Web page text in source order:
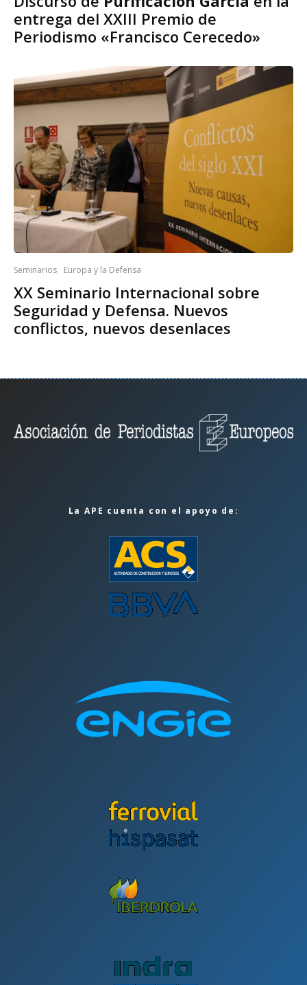
entrega del XXIII Premio de
Periodismo «Francisco Cerecedo»
Seminarios Europa y la Defensa
XX Seminario Internacional sobre
Seguridad y Defensa. Nuevos
conflictos, nuevos desenlaces
La APE cuenta con el apoyo de: